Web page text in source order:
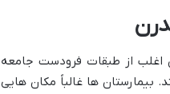
اغلب از طبقات فرودست جامعه
بیمارستان ها غالباً مکان هایی